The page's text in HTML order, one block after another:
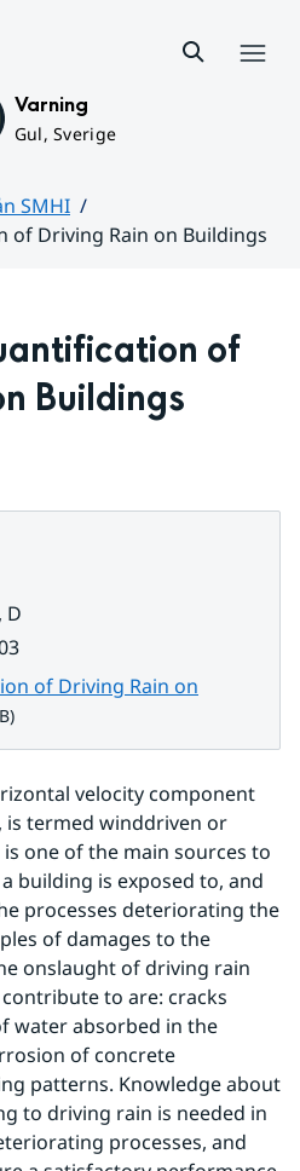
Varning
Gul, Sverige
SMHI
of Driving Rain on Buildings
of
Buildings
D
of Driving Rain on
velocity component
is termed winddriven or
one of the main sources to
building is exposed to, and
processes deteriorating the
of damages to the
onslaught of driving rain
to are: cracks
water absorbed in the
of concrete
patterns. Knowledge about
to driving rain is needed in
processes, and